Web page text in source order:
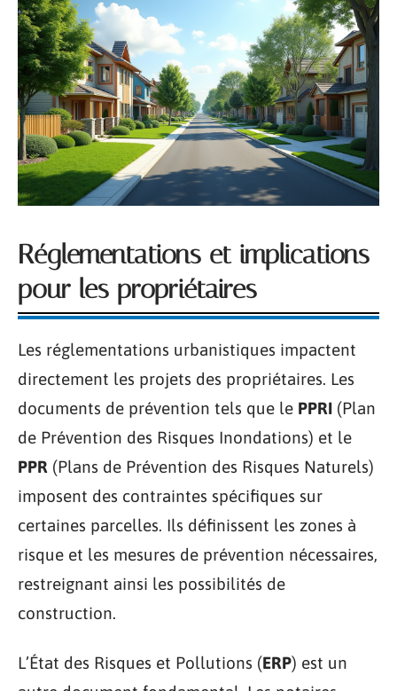
Réglementations et implications
pour les propriétaires
Les réglementations urbanistiques impactent
directement les projets des propriétaires. Les
documents de prévention tels que le PPRI (Plan
de Prévention des Risques Inondations) et le
PPR (Plans de Prévention des Risques Naturels)
imposent des contraintes spécifiques sur
certaines parcelles. Ils définissent les zones à
risque et les mesures de prévention nécessaires,
restreignant ainsi les possibilités de
construction.
L’État des Risques et Pollutions (ERP) est un